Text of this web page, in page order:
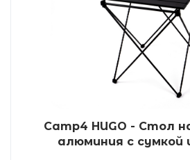
Camp4 HUGO - Стол
алюминия с сумкой